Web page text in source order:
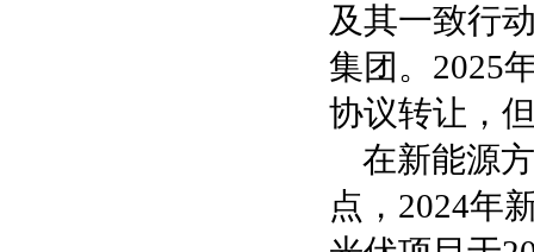
及其一致行
集团。2025
协议转让，
在新能源
点，2024年